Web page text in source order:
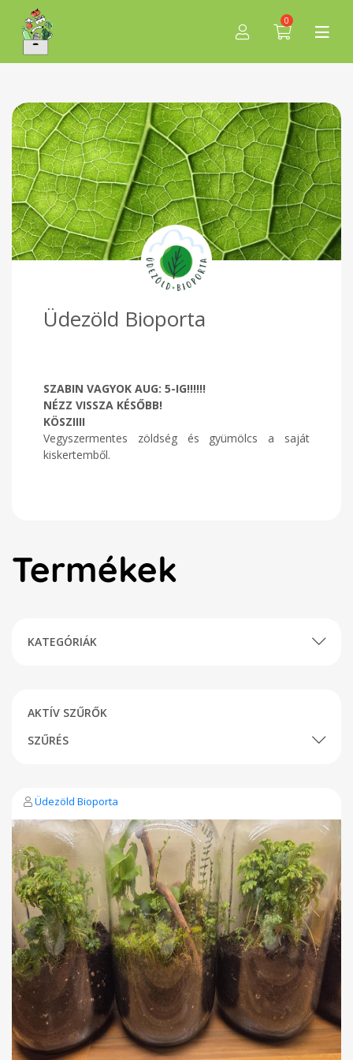
0
Üdezöld Bioporta
SZABIN VAGYOK AUG: 5-IG!!!!!!
NÉZZ VISSZA KÉSŐBB!
KÖSZIIII
Vegyszermentes zöldség és gyümölcs a saját
kiskertemből.
Termékek
KATEGÓRIÁK
AKTÍV SZŰRŐK
SZŰRÉS
Üdezöld Bioporta